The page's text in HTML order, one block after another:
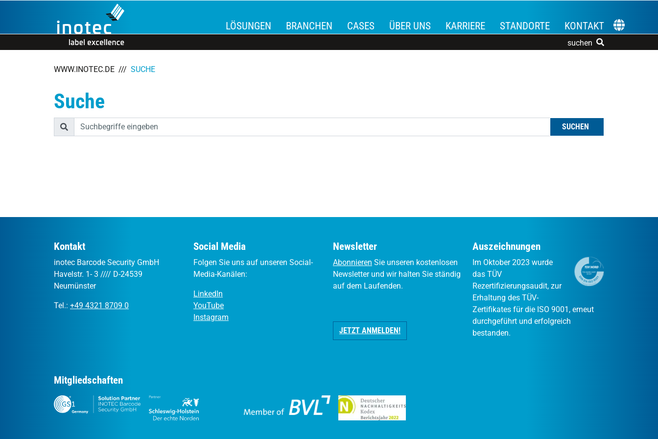
LÖSUNGEN BRANCHEN CASES ÜBER UNS KARRIERE STANDORTE KONTAKT
suchen
WWW.INOTEC.DE SUCHE
Suche
Kontakt
inotec Barcode Security GmbH
Havelstr. 1- 3 //// D-24539
Neumünster
Tel.: +49 4321 8709 0
Social Media
Folgen Sie uns auf unseren Social-
Media-Kanälen:
LinkedIn
YouTube
Instagram
Newsletter
Abonnieren Sie unseren kostenlosen
Newsletter und wir halten Sie ständig
auf dem Laufenden.
JETZT ANMELDEN!
Auszeichnungen
Im Oktober 2023 wurde
das TÜV
Rezertifizierungsaudit, zur
Erhaltung des TÜV-
Zertifikates für die ISO 9001, erneut
durchgeführt und erfolgreich
bestanden.
Mitgliedschaften